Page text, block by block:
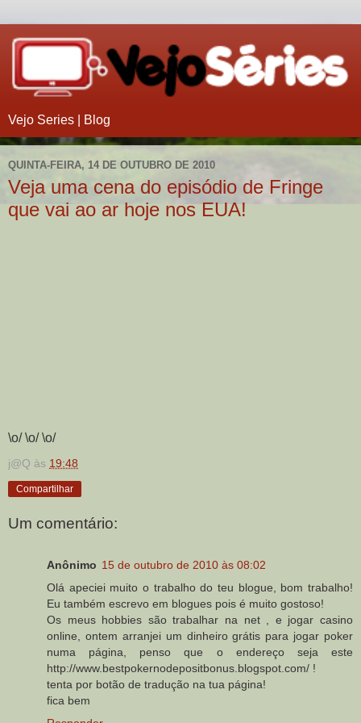
Vejo Series | Blog
QUINTA-FEIRA, 14 DE OUTUBRO DE 2010
Veja uma cena do episódio de Fringe
que vai ao ar hoje nos EUA!
\o/ \o/ \o/
j@Q às 19:48
Compartilhar
Um comentário:
Anônimo 15 de outubro de 2010 às 08:02
Olá apeciei muito o trabalho do teu blogue, bom trabalho!
Eu também escrevo em blogues pois é muito gostoso!
Os meus hobbies são trabalhar na net , e jogar casino
online, ontem arranjei um dinheiro grátis para jogar poker
numa página, penso que o endereço seja este
http://www.bestpokernodepositbonus.blogspot.com/ !
tenta por botão de tradução na tua página!
fica bem